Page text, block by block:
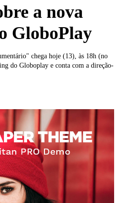
a nova
GloboPlay
chega hoje (13), às 18h (no
do Globoplay e conta com a direção-